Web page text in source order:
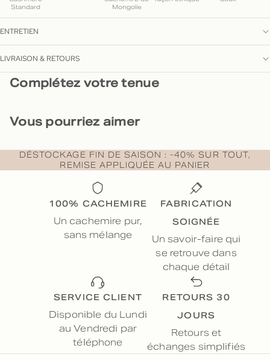
Standard
Mongolie
ENTRETIEN
LIVRAISON & RETOURS
Complétez votre tenue
Vous pourriez aimer
DÉSTOCKAGE FIN DE SAISON : -40% SUR TOUT,
REMISE APPLIQUÉE AU PANIER
100% CACHEMIRE
Un cachemire pur,
sans mélange
FABRICATION
SOIGNÉE
Un savoir-faire qui
se retrouve dans
chaque détail
SERVICE CLIENT
Disponible du Lundi
au Vendredi par
téléphone
RETOURS 30
JOURS
Retours et
échanges simplifiés